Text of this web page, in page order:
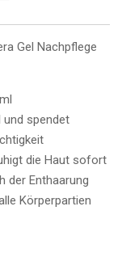
Gel Nachpflege
und spendet
die Haut sofort
der Enthaarung
Körperpartien